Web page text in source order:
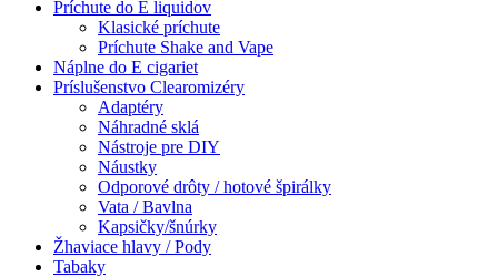
Príchute do E liquidov
Klasické príchute
Príchute Shake and Vape
Náplne do E cigariet
Príslušenstvo Clearomizéry
Adaptéry
Náhradné sklá
Nástroje pre DIY
Náustky
Odporové drôty / hotové špirálky
Vata / Bavlna
Kapsičky/šnúrky
Žhaviace hlavy / Pody
Tabaky